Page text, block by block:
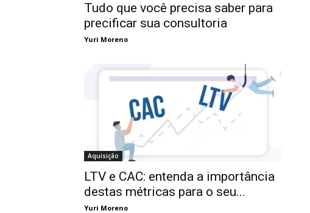
Tudo que você precisa saber para
precificar sua consultoria
Yuri Moreno
Aquisição
LTV e CAC: entenda a importância
destas métricas para o seu...
Yuri Moreno